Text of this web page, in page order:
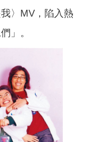
我〉MV，陷入熱
」。